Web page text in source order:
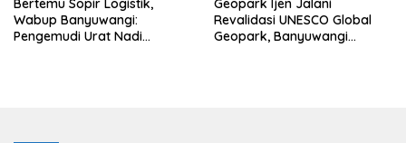
Bertemu Sopir Logistik,
Wabup Banyuwangi:
Pengemudi Urat Nadi
Geopark Ijen Jalani
Revalidasi UNESCO Global
Geopark, Banyuwangi